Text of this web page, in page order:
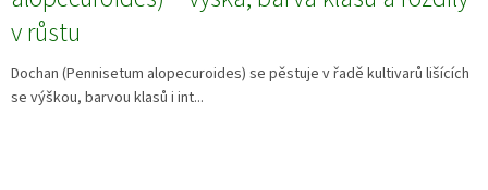
v růstu
Dochan (Pennisetum alopecuroides) se pěstuje v řadě kultivarů lišících
se výškou, barvou klasů i int...